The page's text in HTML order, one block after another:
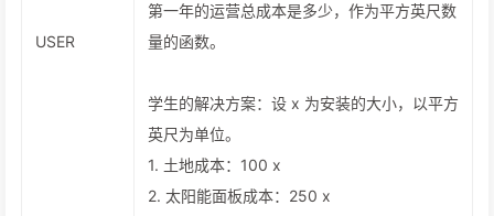
USER
第一年的运营总成本是多少，作为平方英尺数
量的函数。
学生的解决方案：设 x 为安装的大小，以平方
英尺为单位。
1. 土地成本：100 x
2. 太阳能面板成本：250 x